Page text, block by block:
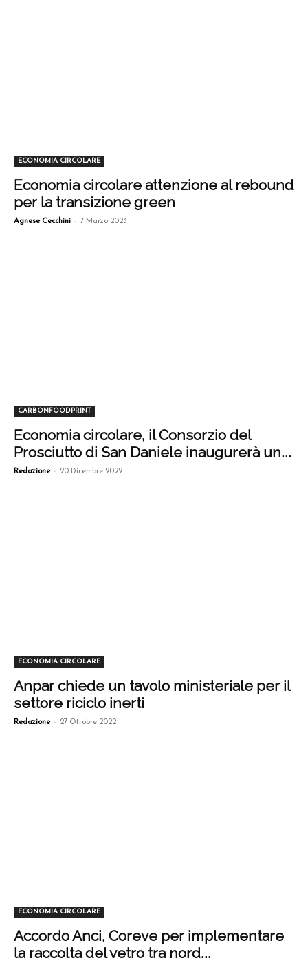
ECONOMIA CIRCOLARE
Economia circolare attenzione al rebound
per la transizione green
Agnese Cecchini - 7 Marzo 2023
CARBONFOODPRINT
Economia circolare, il Consorzio del
Prosciutto di San Daniele inaugurerà un...
Redazione - 20 Dicembre 2022
ECONOMIA CIRCOLARE
Anpar chiede un tavolo ministeriale per il
settore riciclo inerti
Redazione - 27 Ottobre 2022
ECONOMIA CIRCOLARE
Accordo Anci, Coreve per implementare
la raccolta del vetro tra nord...